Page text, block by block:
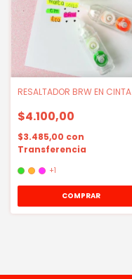
RESALTADOR BRW EN CINTA
$4.100,00
$3.485,00 con
Transferencia
+1
COMPRAR